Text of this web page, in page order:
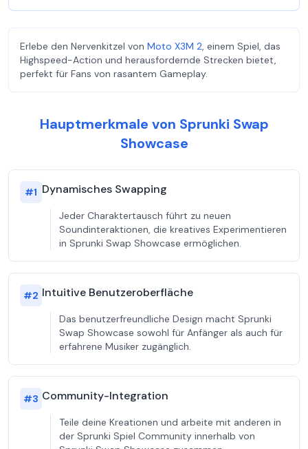
Erlebe den Nervenkitzel von Moto X3M 2, einem Spiel, das
Highspeed-Action und herausfordernde Strecken bietet,
perfekt für Fans von rasantem Gameplay.
Hauptmerkmale von Sprunki Swap
Showcase
#1 Dynamisches Swapping
Jeder Charaktertausch führt zu neuen
Soundinteraktionen, die kreatives Experimentieren
in Sprunki Swap Showcase ermöglichen.
#2 Intuitive Benutzeroberfläche
Das benutzerfreundliche Design macht Sprunki
Swap Showcase sowohl für Anfänger als auch für
erfahrene Musiker zugänglich.
#3 Community-Integration
Teile deine Kreationen und arbeite mit anderen in
der Sprunki Spiel Community innerhalb von